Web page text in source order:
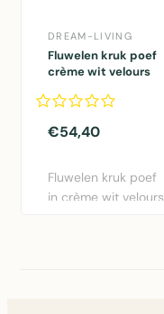
DREAM-LIVING
Fluwelen kruk poef
crème wit velours
31 H 38 cm
€54,40
Fluwelen kruk poef
in crème wit velours